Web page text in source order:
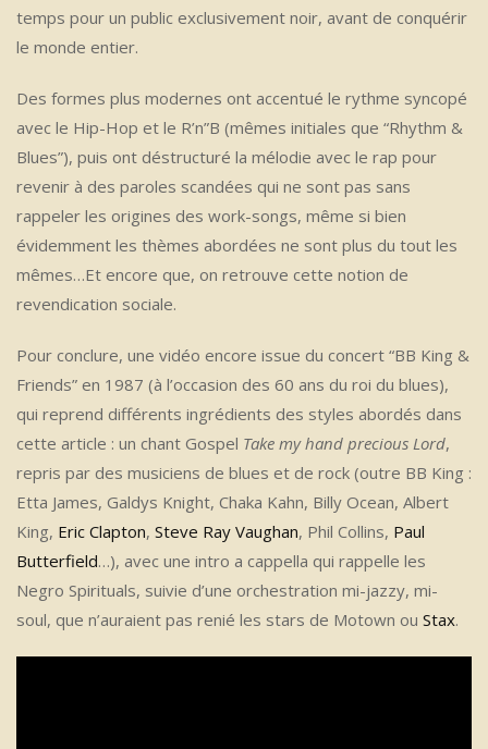
temps pour un public exclusivement noir, avant de conquérir
le monde entier.
Des formes plus modernes ont accentué le rythme syncopé
avec le Hip-Hop et le R’n”B (mêmes initiales que “Rhythm &
Blues”), puis ont déstructuré la mélodie avec le rap pour
revenir à des paroles scandées qui ne sont pas sans
rappeler les origines des work-songs, même si bien
évidemment les thèmes abordées ne sont plus du tout les
mêmes…Et encore que, on retrouve cette notion de
revendication sociale.
Pour conclure, une vidéo encore issue du concert “BB King &
Friends” en 1987 (à l’occasion des 60 ans du roi du blues),
qui reprend différents ingrédients des styles abordés dans
cette article : un chant Gospel Take my hand precious Lord,
repris par des musiciens de blues et de rock (outre BB King :
Etta James, Galdys Knight, Chaka Kahn, Billy Ocean, Albert
King, Eric Clapton, Steve Ray Vaughan, Phil Collins, Paul
Butterfield…), avec une intro a cappella qui rappelle les
Negro Spirituals, suivie d’une orchestration mi-jazzy, mi-
soul, que n’auraient pas renié les stars de Motown ou Stax.